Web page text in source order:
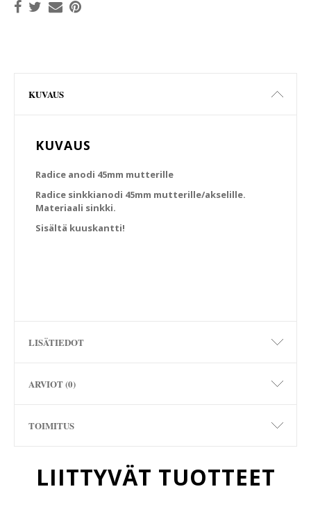
KUVAUS
KUVAUS
Radice anodi 45mm mutterille
Radice sinkkianodi 45mm mutterille/akselille.
Materiaali sinkki.
Sisältä kuuskantti!
LISÄTIEDOT
ARVIOT (0)
TOIMITUS
LIITTYVÄT TUOTTEET